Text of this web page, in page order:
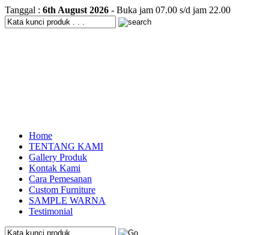
Tanggal : 6th August 2026 - Buka jam 07.00 s/d jam 22.00
Home
TENTANG KAMI
Gallery Produk
Kontak Kami
Cara Pemesanan
Custom Furniture
SAMPLE WARNA
Testimonial